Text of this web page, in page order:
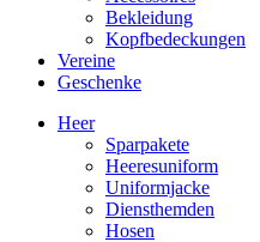
Bekleidung
Kopfbedeckungen
Vereine
Geschenke
Heer
Sparpakete
Heeresuniform
Uniformjacke
Diensthemden
Hosen